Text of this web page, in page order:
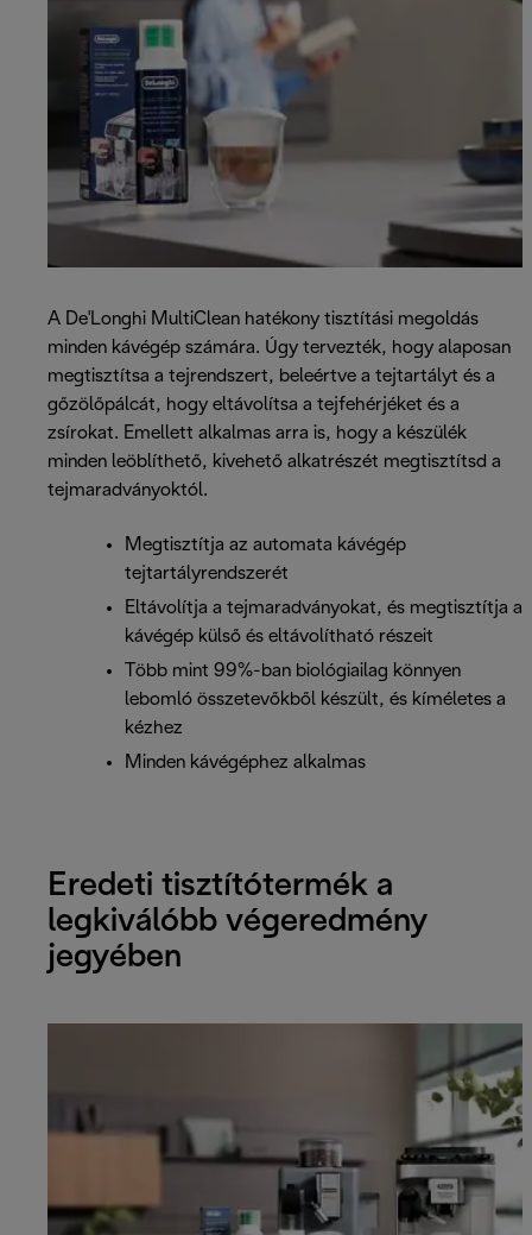
A De'Longhi MultiClean hatékony tisztítási megoldás
minden kávégép számára. Úgy tervezték, hogy alaposan
megtisztítsa a tejrendszert, beleértve a tejtartályt és a
gőzölőpálcát, hogy eltávolítsa a tejfehérjéket és a
zsírokat. Emellett alkalmas arra is, hogy a készülék
minden leöblíthető, kivehető alkatrészét megtisztítsd a
tejmaradványoktól.
Megtisztítja az automata kávégép
tejtartályrendszerét
Eltávolítja a tejmaradványokat, és megtisztítja a
kávégép külső és eltávolítható részeit
Több mint 99%-ban biológiailag könnyen
lebomló összetevőkből készült, és kíméletes a
kézhez
Minden kávégéphez alkalmas
Eredeti tisztítótermék a
legkiválóbb végeredmény
jegyében